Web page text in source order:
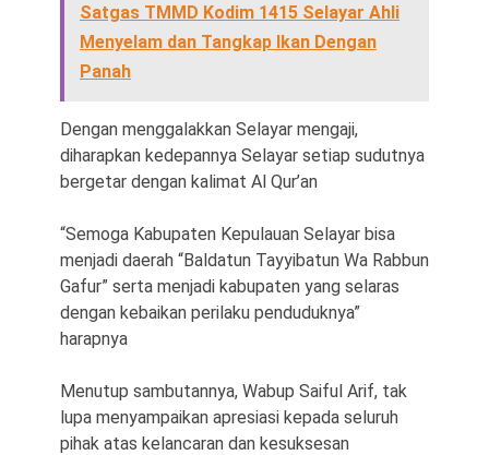
Satgas TMMD Kodim 1415 Selayar Ahli
Menyelam dan Tangkap Ikan Dengan
Panah
Dengan menggalakkan Selayar mengaji,
diharapkan kedepannya Selayar setiap sudutnya
bergetar dengan kalimat Al Qur’an
“Semoga Kabupaten Kepulauan Selayar bisa
menjadi daerah “Baldatun Tayyibatun Wa Rabbun
Gafur” serta menjadi kabupaten yang selaras
dengan kebaikan perilaku penduduknya”
harapnya
Menutup sambutannya, Wabup Saiful Arif, tak
lupa menyampaikan apresiasi kepada seluruh
pihak atas kelancaran dan kesuksesan